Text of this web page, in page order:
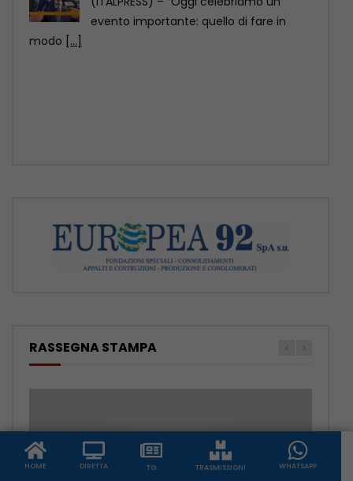
Comazzi “Gli animali non si abbandonano,
denunciate chi lo fa”
RASSEGNA STAMPA
HOME DIRETTA TG TRASMISSIONI WHATSAPP